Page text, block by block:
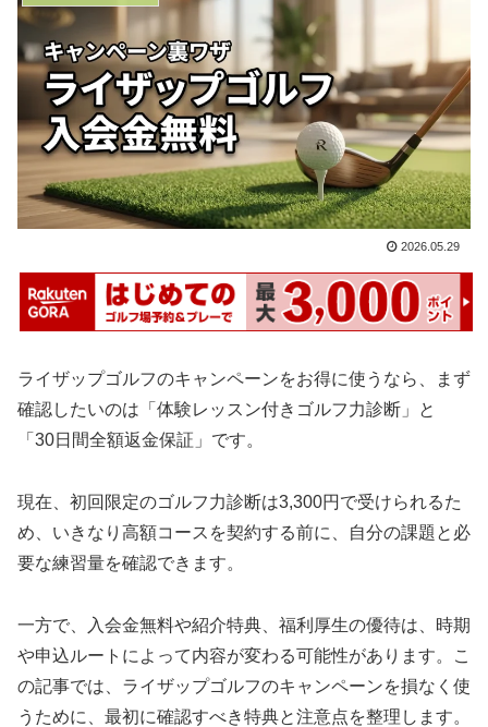
2026.05.29
ライザップゴルフのキャンペーンをお得に使うなら、まず
確認したいのは「体験レッスン付きゴルフ力診断」と
「30日間全額返金保証」です。
現在、初回限定のゴルフ力診断は3,300円で受けられるた
め、いきなり高額コースを契約する前に、自分の課題と必
要な練習量を確認できます。
一方で、入会金無料や紹介特典、福利厚生の優待は、時期
や申込ルートによって内容が変わる可能性があります。こ
の記事では、ライザップゴルフのキャンペーンを損なく使
うために、最初に確認すべき特典と注意点を整理します。